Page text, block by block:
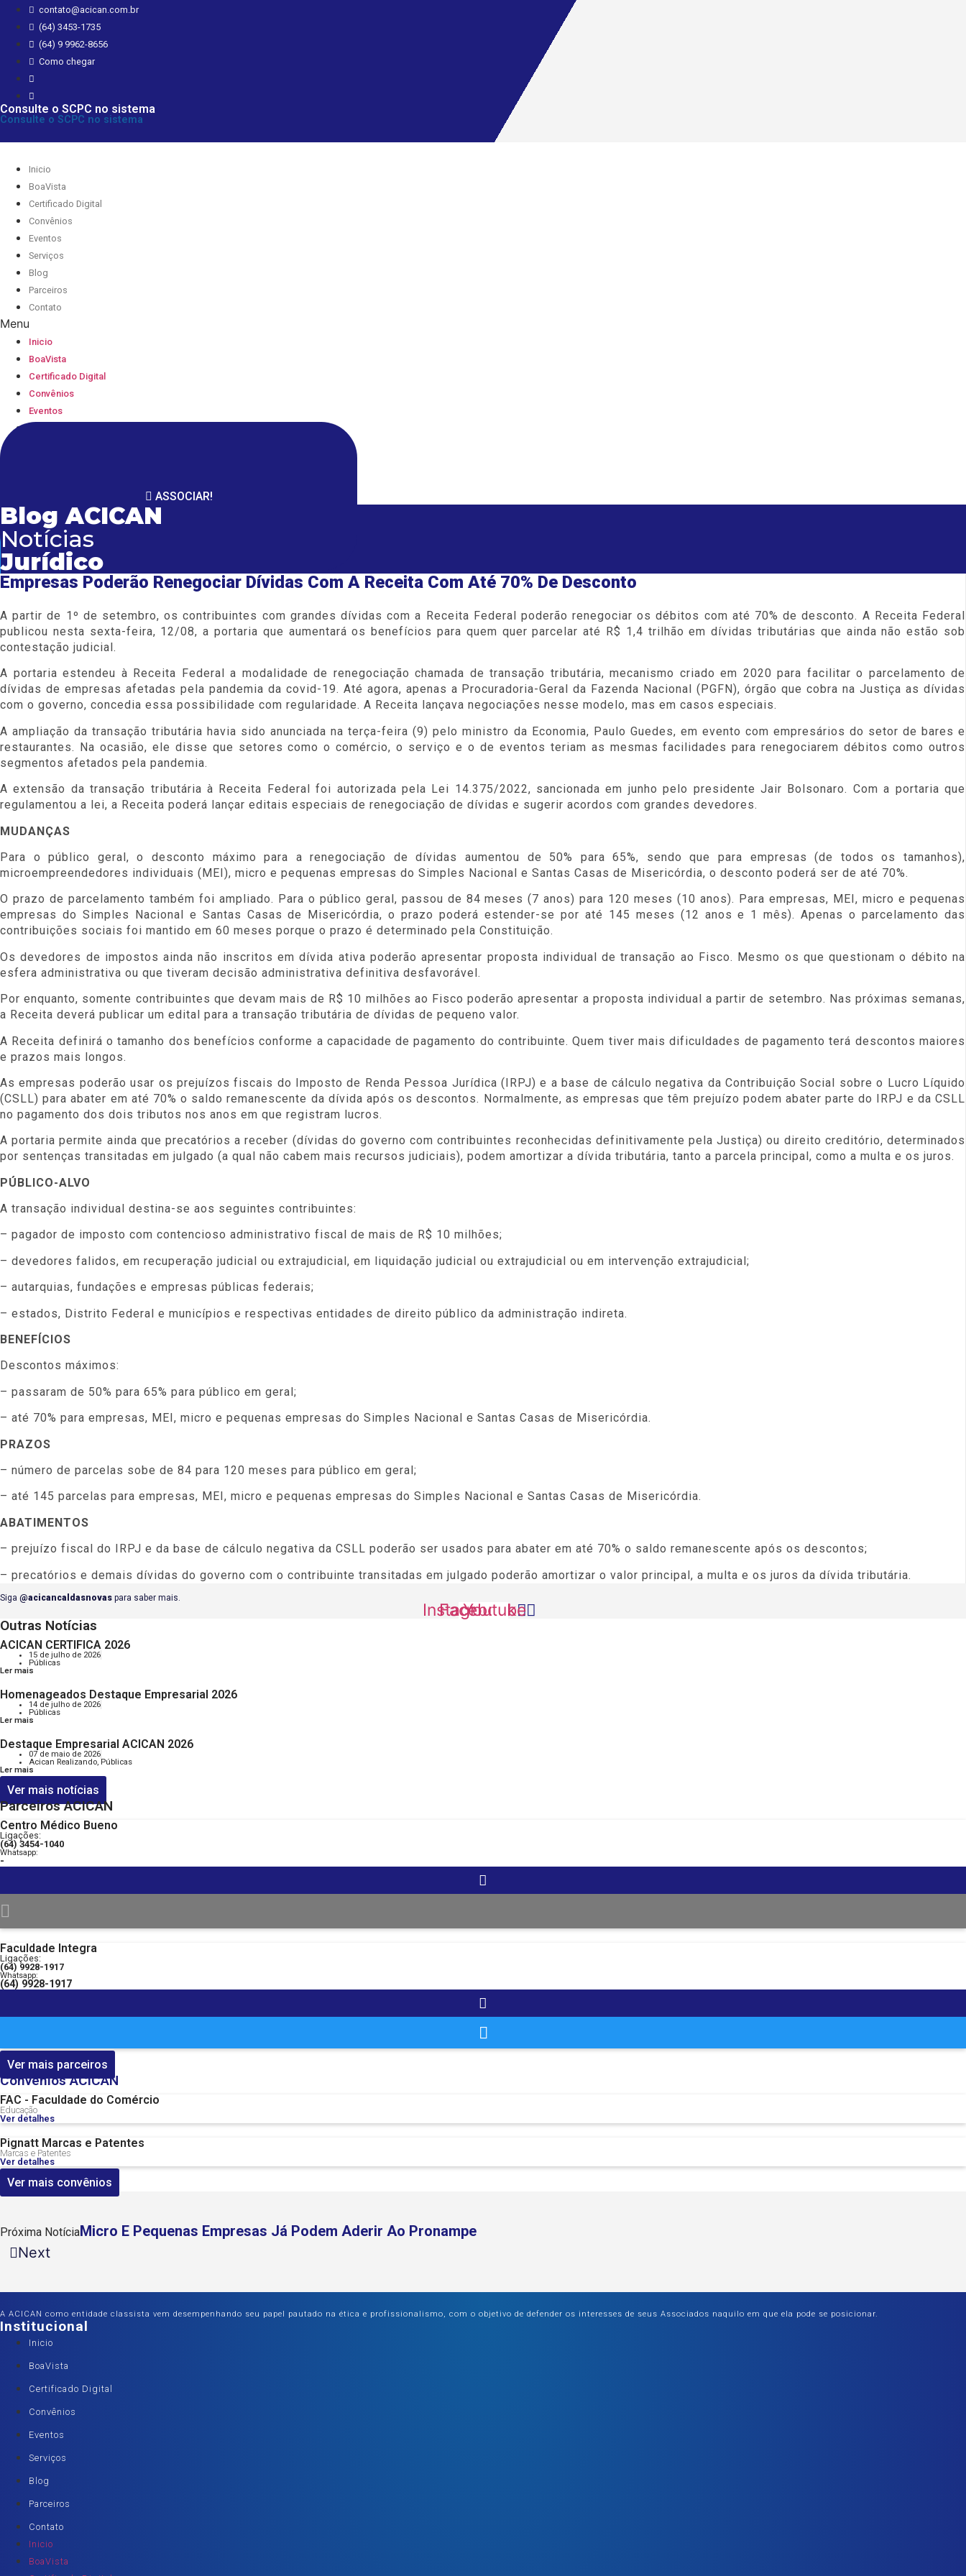
Pular
para
conteúdo
contato@acican.com.br
(64) 3453-1735
(64) 9 9962-8656
Como chegar
Consulte o SCPC no sistema
Consulte o SCPC no sistema
Inicio
BoaVista
Certificado Digital
Convênios
Eventos
Serviços
Blog
Parceiros
Contato
Menu
Inicio
BoaVista
Certificado Digital
Convênios
Eventos
ASSOCIAR!
Blog ACICAN
Notícias
Jurídico
Empresas Poderão Renegociar Dívidas Com A Receita Com Até 70% De Desconto
A partir de 1º de setembro, os contribuintes com grandes dívidas com a Receita Federal poderão renegociar os débitos com até 70% de desconto. A Receita Federal
publicou nesta sexta-feira, 12/08, a portaria que aumentará os benefícios para quem quer parcelar até R$ 1,4 trilhão em dívidas tributárias que ainda não estão sob
contestação judicial.
A portaria estendeu à Receita Federal a modalidade de renegociação chamada de transação tributária, mecanismo criado em 2020 para facilitar o parcelamento de
dívidas de empresas afetadas pela pandemia da covid-19. Até agora, apenas a Procuradoria-Geral da Fazenda Nacional (PGFN), órgão que cobra na Justiça as dívidas
com o governo, concedia essa possibilidade com regularidade. A Receita lançava negociações nesse modelo, mas em casos especiais.
A ampliação da transação tributária havia sido anunciada na terça-feira (9) pelo ministro da Economia, Paulo Guedes, em evento com empresários do setor de bares e
restaurantes. Na ocasião, ele disse que setores como o comércio, o serviço e o de eventos teriam as mesmas facilidades para renegociarem débitos como outros
segmentos afetados pela pandemia.
A extensão da transação tributária à Receita Federal foi autorizada pela Lei 14.375/2022, sancionada em junho pelo presidente Jair Bolsonaro. Com a portaria que
regulamentou a lei, a Receita poderá lançar editais especiais de renegociação de dívidas e sugerir acordos com grandes devedores.
MUDANÇAS
Para o público geral, o desconto máximo para a renegociação de dívidas aumentou de 50% para 65%, sendo que para empresas (de todos os tamanhos),
microempreendedores individuais (MEI), micro e pequenas empresas do Simples Nacional e Santas Casas de Misericórdia, o desconto poderá ser de até 70%.
O prazo de parcelamento também foi ampliado. Para o público geral, passou de 84 meses (7 anos) para 120 meses (10 anos). Para empresas, MEI, micro e pequenas
empresas do Simples Nacional e Santas Casas de Misericórdia, o prazo poderá estender-se por até 145 meses (12 anos e 1 mês). Apenas o parcelamento das
contribuições sociais foi mantido em 60 meses porque o prazo é determinado pela Constituição.
Os devedores de impostos ainda não inscritos em dívida ativa poderão apresentar proposta individual de transação ao Fisco. Mesmo os que questionam o débito na
esfera administrativa ou que tiveram decisão administrativa definitiva desfavorável.
Por enquanto, somente contribuintes que devam mais de R$ 10 milhões ao Fisco poderão apresentar a proposta individual a partir de setembro. Nas próximas semanas,
a Receita deverá publicar um edital para a transação tributária de dívidas de pequeno valor.
A Receita definirá o tamanho dos benefícios conforme a capacidade de pagamento do contribuinte. Quem tiver mais dificuldades de pagamento terá descontos maiores
e prazos mais longos.
As empresas poderão usar os prejuízos fiscais do Imposto de Renda Pessoa Jurídica (IRPJ) e a base de cálculo negativa da Contribuição Social sobre o Lucro Líquido
(CSLL) para abater em até 70% o saldo remanescente da dívida após os descontos. Normalmente, as empresas que têm prejuízo podem abater parte do IRPJ e da CSLL
no pagamento dos dois tributos nos anos em que registram lucros.
A portaria permite ainda que precatórios a receber (dívidas do governo com contribuintes reconhecidas definitivamente pela Justiça) ou direito creditório, determinados
por sentenças transitadas em julgado (a qual não cabem mais recursos judiciais), podem amortizar a dívida tributária, tanto a parcela principal, como a multa e os juros.
PÚBLICO-ALVO
A transação individual destina-se aos seguintes contribuintes:
– pagador de imposto com contencioso administrativo fiscal de mais de R$ 10 milhões;
– devedores falidos, em recuperação judicial ou extrajudicial, em liquidação judicial ou extrajudicial ou em intervenção extrajudicial;
– autarquias, fundações e empresas públicas federais;
– estados, Distrito Federal e municípios e respectivas entidades de direito público da administração indireta.
BENEFÍCIOS
Descontos máximos:
– passaram de 50% para 65% para público em geral;
– até 70% para empresas, MEI, micro e pequenas empresas do Simples Nacional e Santas Casas de Misericórdia.
PRAZOS
– número de parcelas sobe de 84 para 120 meses para público em geral;
– até 145 parcelas para empresas, MEI, micro e pequenas empresas do Simples Nacional e Santas Casas de Misericórdia.
ABATIMENTOS
– prejuízo fiscal do IRPJ e da base de cálculo negativa da CSLL poderão ser usados para abater em até 70% o saldo remanescente após os descontos;
– precatórios e demais dívidas do governo com o contribuinte transitadas em julgado poderão amortizar o valor principal, a multa e os juros da dívida tributária.
Siga @acicancaldasnovas para saber mais.
Instagram
Facebook
Youtube
Outras Notícias
ACICAN CERTIFICA 2026
15 de julho de 2026
Públicas
Ler mais
Homenageados Destaque Empresarial 2026
14 de julho de 2026
Públicas
Ler mais
Destaque Empresarial ACICAN 2026
07 de maio de 2026
Acican Realizando, Públicas
Ler mais
Ver mais notícias
Parceiros ACICAN
Centro Médico Bueno
Ligações:
(64) 3454-1040
Whatsapp:
-
Faculdade Integra
Ligações:
(64) 9928-1917
Whatsapp:
(64) 9928-1917
Ver mais parceiros
Convênios ACICAN
FAC - Faculdade do Comércio
Educação
Ver detalhes
Pignatt Marcas e Patentes
Marcas e Patentes
Ver detalhes
Ver mais convênios
Próxima NotíciaMicro E Pequenas Empresas Já Podem Aderir Ao Pronampe
Next
A ACICAN como entidade classista vem desempenhando seu papel pautado na ética e profissionalismo, com o objetivo de defender os interesses de seus Associados naquilo em que ela pode se posicionar.
Institucional
Inicio
BoaVista
Certificado Digital
Convênios
Eventos
Serviços
Blog
Parceiros
Contato
Inicio
BoaVista